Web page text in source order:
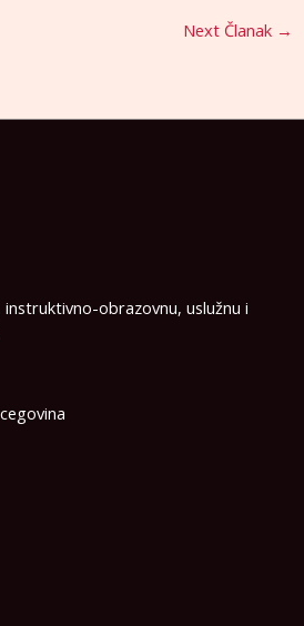
Next Članak →
obrazovnu, uslužnu i